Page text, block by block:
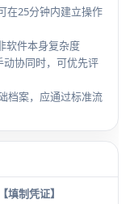
25分钟内建立操作
软件本身复杂度
协同时，可优先评
档案，应通过标准流
制凭证】